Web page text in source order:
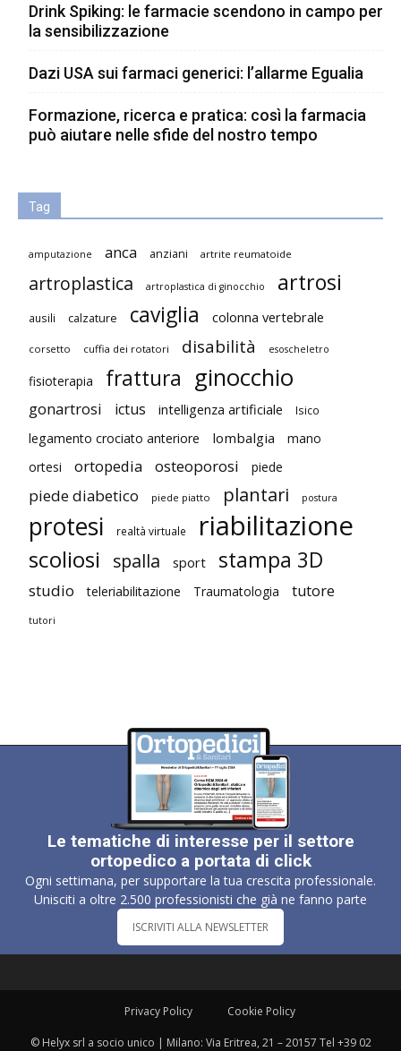
Drink Spiking: le farmacie scendono in campo per
la sensibilizzazione
Dazi USA sui farmaci generici: l’allarme Egualia
Formazione, ricerca e pratica: così la farmacia
può aiutare nelle sfide del nostro tempo
Tag
amputazione anca anziani artrite reumatoide
artroplastica artroplastica di ginocchio artrosi
ausili calzature caviglia colonna vertebrale
corsetto cuffia dei rotatori disabilità esoscheletro
fisioterapia frattura ginocchio
gonartrosi ictus intelligenza artificiale Isico
legamento crociato anteriore lombalgia
mano
ortesi
ortopedia osteoporosi piede
piede diabetico piede piatto plantari postura
protesi realtà virtuale riabilitazione
scoliosi spalla sport stampa 3D
studio teleriabilitazione Traumatologia tutore
tutori
Le tematiche di interesse per il settore
ortopedico a portata di click
Ogni settimana, per supportare la tua crescita professionale.
Unisciti a oltre 2.500 professionisti che già ne fanno parte
ISCRIVITI ALLA NEWSLETTER
Privacy Policy Cookie Policy
© Helyx srl a socio unico | Milano: Via Eritrea, 21 – 20157 Tel +39 02